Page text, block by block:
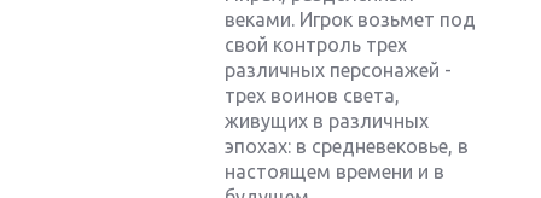
веками. Игрок возьмет под
свой контроль трех
различных персонажей -
трех воинов света,
живущих в различных
эпохах: в средневековье, в
настоящем времени и в